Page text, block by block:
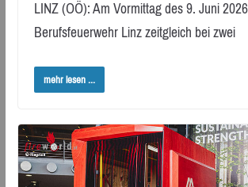
LINZ (OÖ): Am Vormittag des 9. Juni
Berufsfeuerwehr Linz zeitgleich bei zwei
mehr lesen ...